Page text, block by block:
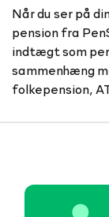
Når du ser på
pension fra
indtægt som
sammenhæng
folkepension,